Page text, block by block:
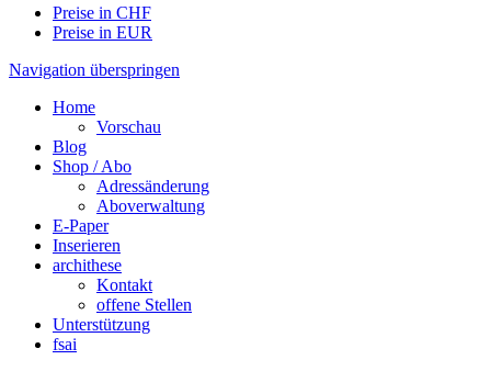
Preise in CHF
Preise in EUR
Navigation überspringen
Home
Vorschau
Blog
Shop / Abo
Adressänderung
Aboverwaltung
E-Paper
Inserieren
archithese
Kontakt
offene Stellen
Unterstützung
fsai